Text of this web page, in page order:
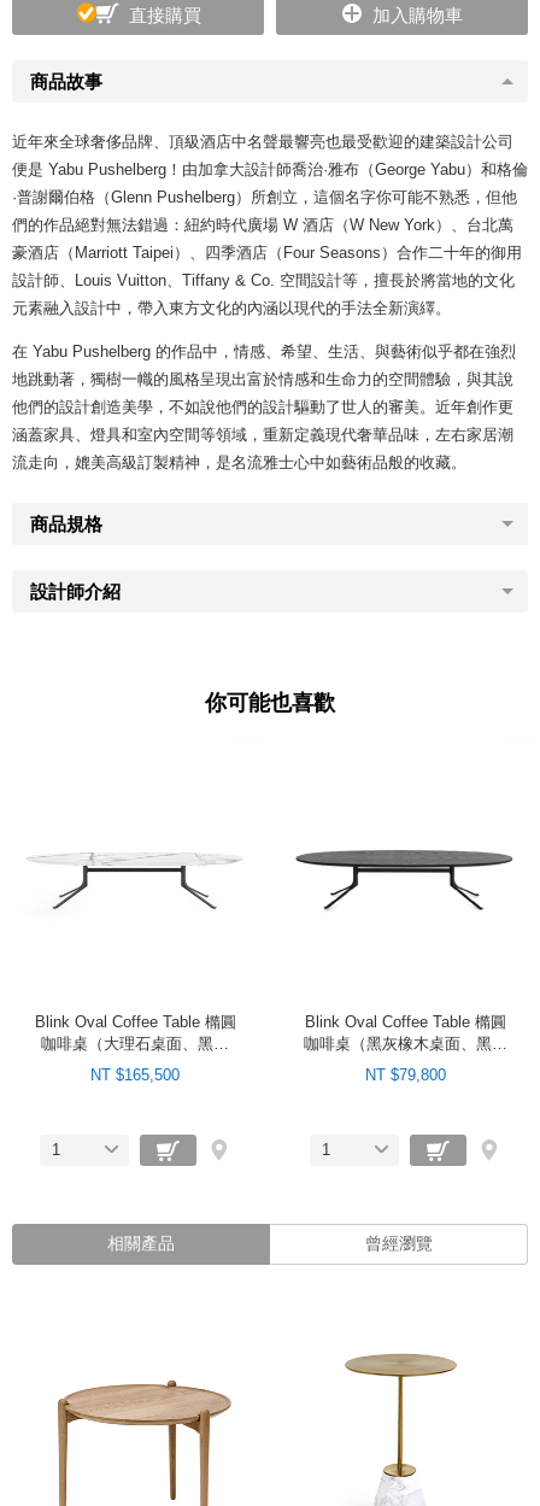
商品故事
近年來全球奢侈品牌、頂級酒店中名聲最響亮也最受歡迎的建築設計公司
便是 Yabu Pushelberg！由加拿大設計師喬治·雅布（George Yabu）和格倫
·普謝爾伯格（Glenn Pushelberg）所創立，這個名字你可能不熟悉，但他
們的作品絕對無法錯過：紐約時代廣場 W 酒店（W New York）、台北萬
豪酒店（Marriott Taipei）、四季酒店（Four Seasons）合作二十年的御用
設計師、Louis Vuitton、Tiffany & Co. 空間設計等，擅長於將當地的文化
元素融入設計中，帶入東方文化的內涵以現代的手法全新演繹。
在 Yabu Pushelberg 的作品中，情感、希望、生活、與藝術似乎都在強烈
地跳動著，獨樹一幟的風格呈現出富於情感和生命力的空間體驗，與其說
他們的設計創造美學，不如說他們的設計驅動了世人的審美。近年創作更
涵蓋家具、燈具和室內空間等領域，重新定義現代奢華品味，左右家居潮
流走向，媲美高級訂製精神，是名流雅士心中如藝術品般的收藏。
商品規格
設計師介紹
直接購買 加入購物車
你可能也喜歡
Blink Oval Coffee Table 橢圓
咖啡桌（大理石桌面、黑鋼
腳）
NT $165,500
1
Blink Oval Coffee Table 橢圓
咖啡桌（黑灰橡木桌面、黑鋼
腳）
NT $79,800
1
相關產品 曾經瀏覽